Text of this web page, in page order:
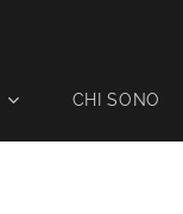
CHI SONO